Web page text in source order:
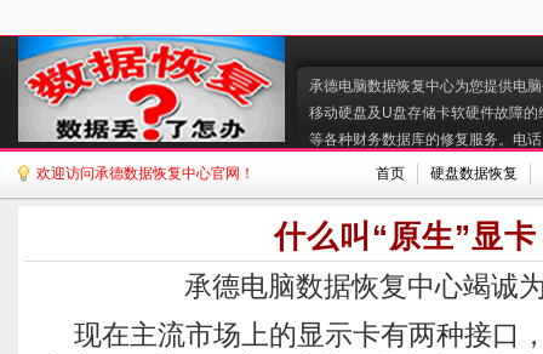
承德电脑数据恢复中心为您提供电
移动硬盘及U盘存储卡软硬件故障
等各种财务数据库的修复服务。电
欢迎访问承德数据恢复中心官网！
首页 硬盘数据恢复
什么叫“原生”显
承德电脑数据恢复中心竭诚
现在主流市场上的显示卡有两种接口